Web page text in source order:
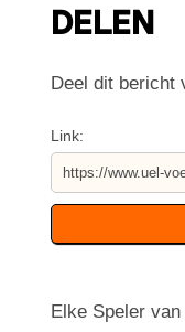
DELEN
Deel dit bericht
Link:
Elke Speler